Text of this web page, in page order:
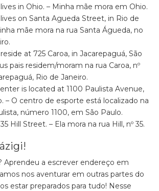
in Ohio. – Minha mãe mora em Ohio.
on Santa Agueda Street, in Rio de
mãe mora na rua Santa Águeda, no
at 725 Caroa, in Jacarepaguá, São
pais residem/moram na rua Caroa, nº
Rio de Janeiro.
is located at 1100 Paulista Avenue,
– O centro de esporte está localizado na
número 1100, em São Paulo.
Hill Street. – Ela mora na rua Hill, nº 35.
Aprendeu a escrever endereço em
nos aventurar em outras partes do
estar preparados para tudo! Nesse